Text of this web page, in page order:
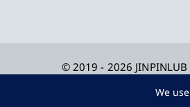
© 2019 - 2026 JINPINLUB